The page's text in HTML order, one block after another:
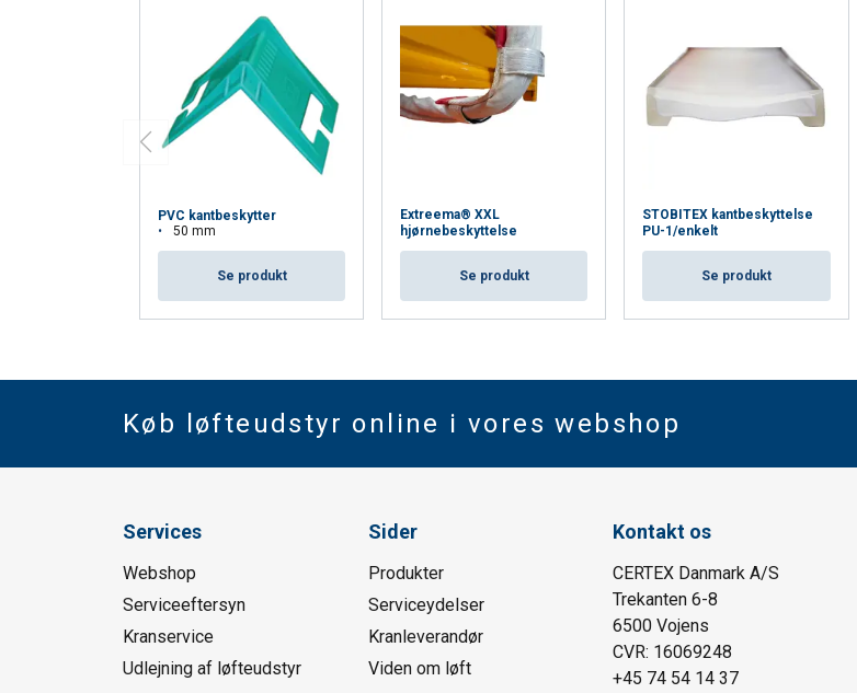
PVC kantbeskytter
50 mm
Se produkt
Extreema® XXL
hjørnebeskyttelse
Se produkt
STOBITEX kantbeskyttelse
PU-1/enkelt
Se produkt
Køb løfteudstyr online i vores webshop
Services
Webshop
Serviceeftersyn
Kranservice
Udlejning af løfteudstyr
Sider
Produkter
Serviceydelser
Kranleverandør
Viden om løft
Kontakt os
CERTEX Danmark A/S
Trekanten 6-8
6500 Vojens
CVR: 16069248
+45 74 54 14 37